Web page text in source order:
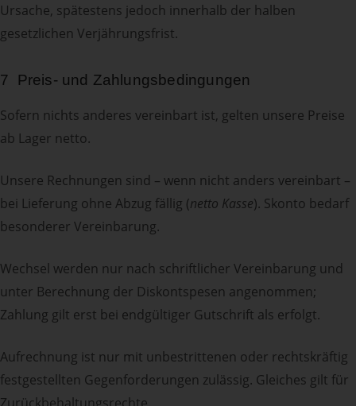
Ursache, spätestens jedoch innerhalb der halben
gesetzlichen Verjährungsfrist.
7 Preis- und Zahlungsbedingungen
Sofern nichts anderes vereinbart ist, gelten unsere Preise
ab Lager netto.
Unsere Rechnungen sind – wenn nicht anders vereinbart –
bei Lieferung ohne Abzug fällig (netto Kasse). Skonto bedarf
besonderer Vereinbarung.
Wechsel werden nur nach schriftlicher Vereinbarung und
unter Berechnung der Diskontspesen angenommen;
Zahlung gilt erst bei endgültiger Gutschrift als erfolgt.
Aufrechnung ist nur mit unbestrittenen oder rechtskräftig
festgestellten Gegenforderungen zulässig. Gleiches gilt für